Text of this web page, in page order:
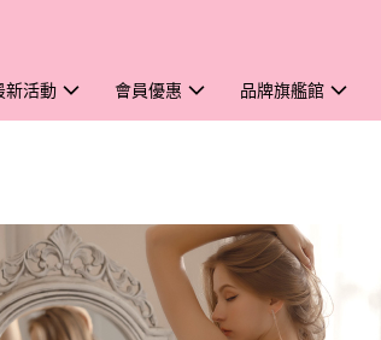
新活動 會員優惠 品牌旗艦館